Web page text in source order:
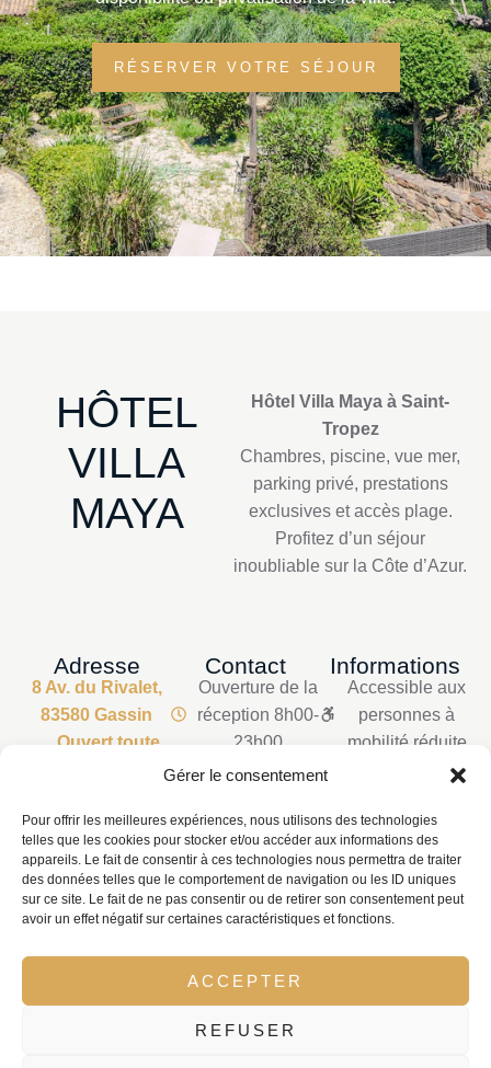
Gérer le consentement
Pour offrir les meilleures expériences, nous utilisons des technologies
telles que les cookies pour stocker et/ou accéder aux informations des
appareils. Le fait de consentir à ces technologies nous permettra de traiter
des données telles que le comportement de navigation ou les ID uniques
sur ce site. Le fait de ne pas consentir ou de retirer son consentement peut
avoir un effet négatif sur certaines caractéristiques et fonctions.
ACCEPTER
REFUSER
RÉSERVER VOTRE SÉJOUR
HÔTEL
VILLA
MAYA
Hôtel Villa Maya à Saint-
Tropez
Chambres, piscine, vue mer,
parking privé, prestations
exclusives et accès plage.
Profitez d’un séjour
inoubliable sur la Côte d’Azur.
Adresse
8 Av. du Rivalet,
83580 Gassin
Ouvert toute
Contact
Ouverture de la
réception 8h00-
23h00
Permanence
24h/24h
+33 6 01 35 22
69
+33 4 94 97 81
Informations
Accessible aux
personnes à
mobilité réduite
Mentions légales
Politique de
confidentialité
Condition générale